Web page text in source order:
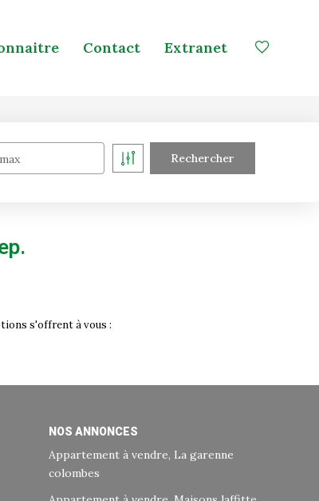
Contact Extranet
s'offrent à vous :
NOS ANNONCES
Appartement à vendre, La garenne
colombes